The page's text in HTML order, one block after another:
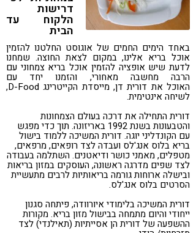
דרישות
הלקוח עד
הבית
באחד הימים החמים של אוגוסט החלטנו להזמין
אוכל בריא אלינו, במקום לצאת החוצה. שמחנו
לדעת שיש אופציה להזמין אוכל בריא צמחוני עם
הרבה מחשבה מאחורי, והזמנו יחד עם
האוכל את דורית דן, מייסדת הקייטרינג D-Food,
לשיחה אינטימית.
דורית התחילה את דרכה בעולם הצמחונות
והטבעונות בשנת 1992 באריזונה. תוך כדי מפגש
עם הקונדליני יוגה. דורית המשיכה ללמוד בישול
בריא בלוס אנג'לס ועבדה לצד רופאים, מרפאים,
מטפלים, מאמני כושר ודיאטנים. השתלמה בעבודה
לצד שפים מדרגה ראשונה, העוסקים במזון בריאות
ובישלה ארוחות גורמה בריאותיות לרבים מתעשיית
הסרטים בלוס אנג'לס.
דורית המשיכה בלימודי איורוודה, פיתחה סגנון
ייחודי והיום מתמחה בבישול מזון בריא. מקורות
ההשפעה של דורית הן אסייתיות (תאילנדי) לצד